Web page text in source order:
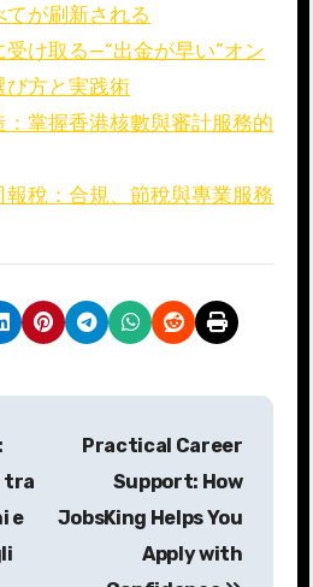
が刷新される
け取る—“出金が早い”オン
び方と実践術
掌握香港核數與審計服務的
稅：合規、節稅與專業服務
tra
e
Practical Career
Support: How
JobsKing Helps You
Apply with